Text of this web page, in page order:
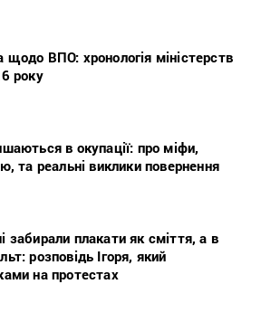
щодо ВПО: хронологія міністерств
року
в окупації: про міфи,
та реальні виклики повернення
забирали плакати як сміття, а в
розповідь Ігоря, який
на протестах